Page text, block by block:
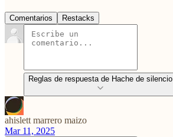
Comentarios Restacks
Reglas de respuesta de Hache de silencio
ahislett marrero maizo
Mar 11, 2025